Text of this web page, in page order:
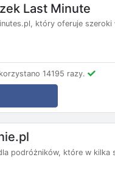
Last Minute
który oferuje
14195 razy.
podróżników, które w kilka